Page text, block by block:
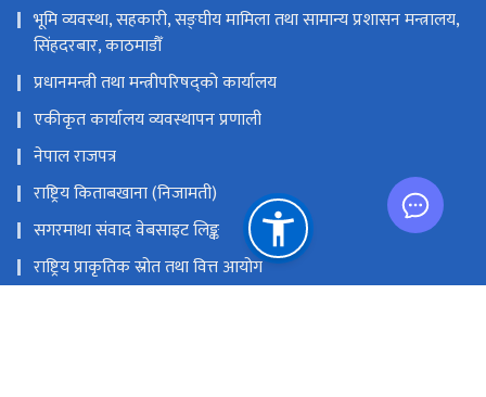
भूमि व्यवस्था, सहकारी, सङ्‍घीय मामिला तथा सामान्य प्रशासन मन्त्रालय,
सिंहदरबार, काठमाडौँ
प्रधानमन्त्री तथा मन्त्रीपरिषद्को कार्यालय
एकीकृत कार्यालय व्यवस्थापन प्रणाली
नेपाल राजपत्र
राष्ट्रिय किताबखाना (निजामती)
सगरमाथा संवाद वेबसाइट लिङ्क
राष्ट्रिय प्राकृतिक स्रोत तथा वित्त आयोग